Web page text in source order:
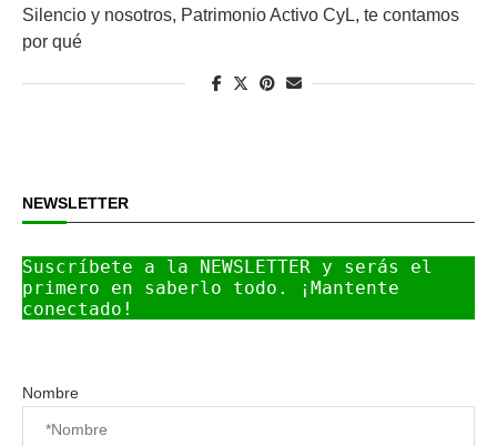
Silencio y nosotros, Patrimonio Activo CyL, te contamos
por qué
NEWSLETTER
Suscríbete a la NEWSLETTER y serás el
primero en saberlo todo. ¡Mantente
conectado!
Nombre